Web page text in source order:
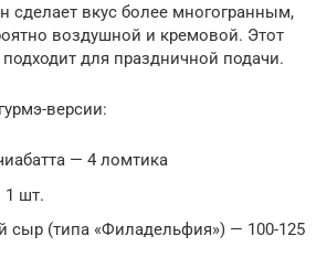
сделает вкус более многогранным,
воздушной и кремовой. Этот
для праздничной подачи.
версии:
— 4 ломтика
шт.
сыр (типа «Филадельфия») — 100-125